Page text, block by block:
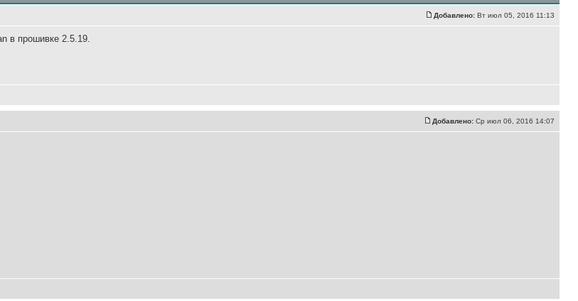
Добавлено: Вт июл 05, 2016 11:13
в прошивке 2.5.19.
Добавлено: Ср июл 06, 2016 14:07